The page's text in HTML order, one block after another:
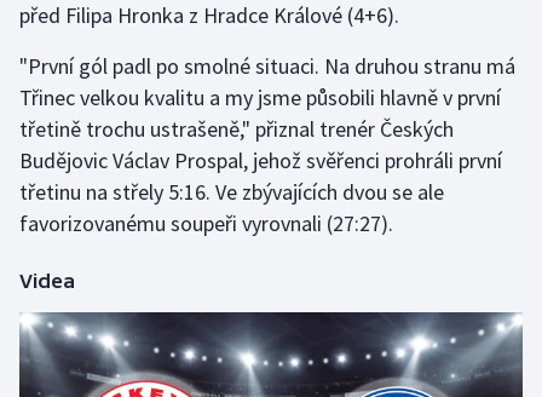
Olympijské hry
Parasport
Plavání
Plážový volejbal
Ragby
Rychlobruslení
před Filipa Hronka z Hradce Králové (4+6).
"První gól padl po smolné situaci. Na druhou stranu má
Třinec velkou kvalitu a my jsme působili hlavně v první
třetině trochu ustrašeně," přiznal trenér Českých
Budějovic Václav Prospal, jehož svěřenci prohráli první
třetinu na střely 5:16. Ve zbývajících dvou se ale
favorizovanému soupeři vyrovnali (27:27).
Videa